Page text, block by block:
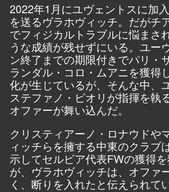
2022年1月にユヴェントスに加
を送るヴラホヴィッチ。だがチ
でフィジカルトラブルに悩まさ
うな成績が残せずにいる。ユー
ン終了までの期限付きでパリ・
ランダル・コロ・ムアニを獲得
化が生じているが、そんな中、
ステファノ・ピオリが指揮を執
オファーが舞い込んだ。
クリスティアーノ・ロナウドや
ィッチらを擁する中東のクラブ
示してセルビア代表FWの獲得
が、ヴラホヴィッチは、オファ
く、断りを入れたと伝えられてい